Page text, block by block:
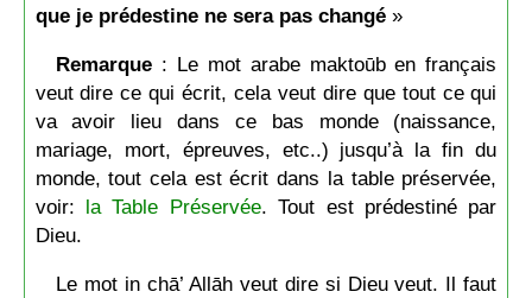
que je prédestine ne sera pas changé»
Remarque: Le mot arabe maktoūb en français
veut dire ce qui écrit, cela veut dire que tout ce qui
va avoir lieu dans ce bas monde (naissance,
mariage, mort, épreuves, etc..) jusqu’à la fin du
monde, tout cela est écrit dans la table préservée,
voir: la Table Préservée. Tout est prédestiné par
Dieu.
Le mot in chā’ Allāh veut dire si Dieu veut. Il faut